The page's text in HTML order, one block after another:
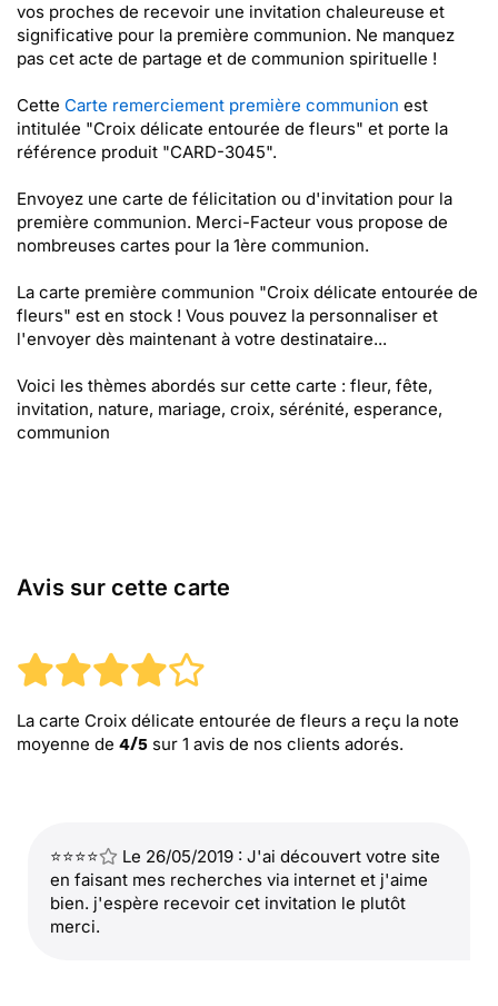
vos proches de recevoir une invitation chaleureuse et
significative pour la première communion. Ne manquez
pas cet acte de partage et de communion spirituelle !
Cette Carte remerciement première communion est
intitulée "Croix délicate entourée de fleurs" et porte la
référence produit "CARD-3045".
Envoyez une carte de félicitation ou d'invitation pour la
première communion. Merci-Facteur vous propose de
nombreuses cartes pour la 1ère communion.
La carte première communion "Croix délicate entourée de
fleurs" est en stock ! Vous pouvez la personnaliser et
l'envoyer dès maintenant à votre destinataire...
Voici les thèmes abordés sur cette carte : fleur, fête,
invitation, nature, mariage, croix, sérénité, esperance,
communion
Avis sur cette carte
La carte Croix délicate entourée de fleurs a reçu la note
moyenne de 4/5 sur 1 avis de nos clients adorés.
⭐⭐⭐⭐
Le 26/05/2019 : J'ai découvert votre site
en faisant mes recherches via internet et j'aime
bien. j'espère recevoir cet invitation le plutôt
merci.